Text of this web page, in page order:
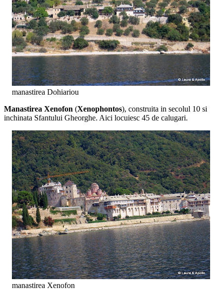
manastirea Dohiariou
Manastirea Xenofon (Xenophontos), construita in secolul 10 si
inchinata Sfantului Gheorghe. Aici locuiesc 45 de calugari.
manastirea Xenofon